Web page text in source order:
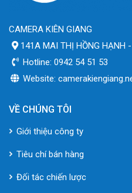
CAMERA KIÊN GIANG
141A MAI THỊ HỒNG HẠNH
Hotline: 0942 54 51 53
Website:
VỀ CHÚNG TÔI
Giới thiệu công ty
Tiêu chí bán hàng
Đối tác chiến lược